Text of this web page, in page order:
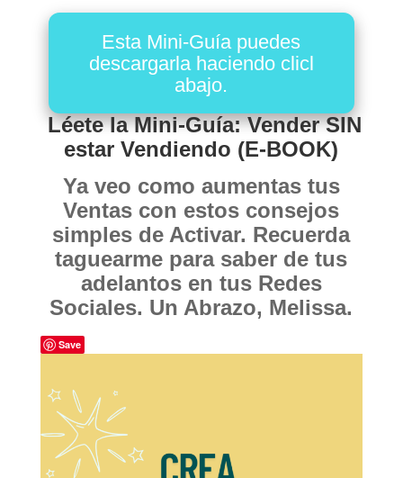
Esta Mini-Guía puedes
descargarla haciendo clicl
abajo.
Léete la Mini-Guía: Vender SIN
estar Vendiendo (E-BOOK)
Ya veo como aumentas tus
Ventas con estos consejos
simples de Activar. Recuerda
taguearme para saber de tus
adelantos en tus Redes
Sociales. Un Abrazo, Melissa.
Save